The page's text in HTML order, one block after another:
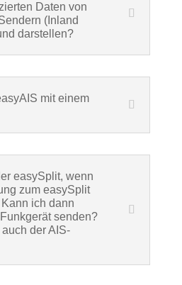
Daten von
(Inland
darstellen?
mit einem
easySplit, wenn
zum easySplit
ich dann
senden?
der AIS-